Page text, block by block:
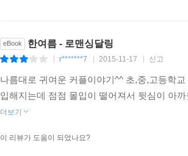
eBook 한여름 - 로맨싱달링
r*******7 2015-11-17 신고
나름대로 귀여운 커플이야기^^ 초,중,고등학
입해지는데 점점 몰입이 떨어져서 뒷심이 아
더보기
이 리뷰가 도움이 되었나요?